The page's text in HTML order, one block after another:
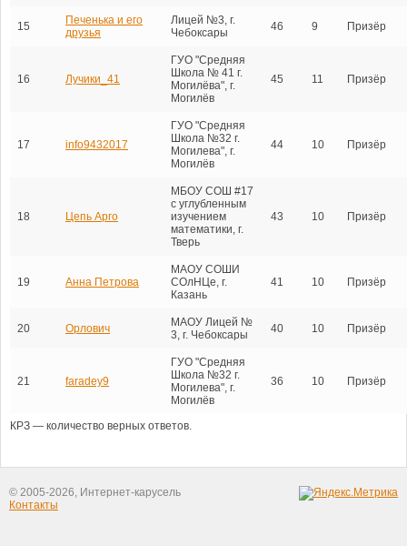
15
Печенька и его
друзья
Лицей №3, г.
Чебоксары
46 9 Призёр
16 Лучики_41
ГУО "Средняя
Школа № 41 г.
Могилёва", г.
Могилёв
45 11 Призёр
17 info9432017
ГУО "Средняя
Школа №32 г.
Могилева", г.
Могилёв
44 10 Призёр
18 Цепь Арго
МБОУ СОШ #17
с углубленным
изучением
математики, г.
Тверь
43 10 Призёр
19 Анна Петрова
МАОУ СОШИ
СОлНЦе, г.
Казань
41 10 Призёр
20 Орлович
МАОУ Лицей №
3, г. Чебоксары
40 10 Призёр
21 faradey9
ГУО "Средняя
Школа №32 г.
Могилева", г.
Могилёв
36 10 Призёр
КРЗ — количество верных ответов.
© 2005-2026, Интернет-карусель
Контакты